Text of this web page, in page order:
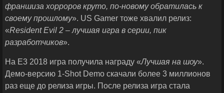
франшиза хорроров круто, по-новому обратилась к
своему прошлому». US Gamer тоже хвалил релиз:
«Resident Evil 2 – лучшая игра в серии, пик
разработчиков».
На E3 2018 игра получила награду «Лучшая на шоу».
Демо-версию 1-Shot Demo скачали более 3 миллионов
раз еще до релиза игры. После релиза игра стала